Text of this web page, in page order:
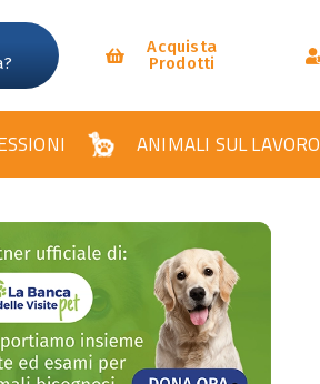
Acquista
Prodotti
ANIMALI SUL LAVORO